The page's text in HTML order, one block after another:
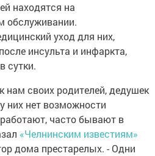
находятся на
обслуживании.
уход для них,
инсульта и инфаркта,
сутки.
нам своих родителей, дедушек
них нет возможности
часто бывают в
«Челнинским известиям»
дома престарелых. - Одни